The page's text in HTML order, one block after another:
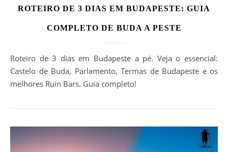
ROTEIRO DE 3 DIAS EM BUDAPESTE: GUIA
COMPLETO DE BUDA A PESTE
Roteiro de 3 dias em Budapeste a pé. Veja o essencial:
Castelo de Buda, Parlamento, Termas de Budapeste e os
melhores Ruin Bars. Guia completo!